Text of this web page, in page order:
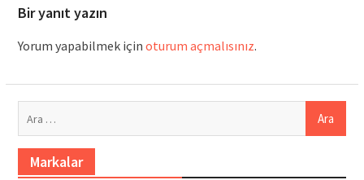
Bir yanıt yazın
Yorum yapabilmek için oturum açmalısınız.
Markalar